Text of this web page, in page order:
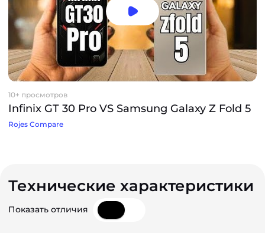
10+ просмотров
Infinix GT 30 Pro VS Samsung Galaxy Z Fold 5
Rojes Compare
Технические характеристики
Показать отличия